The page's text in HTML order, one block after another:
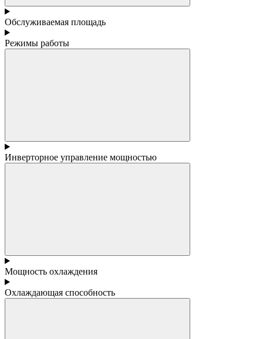
Обслуживаемая площадь
Режимы работы
Инверторное управление мощностью
Мощность охлаждения
Охлаждающая способность